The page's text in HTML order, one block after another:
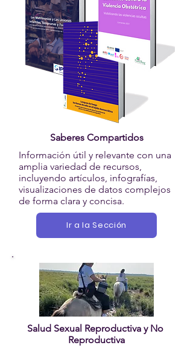
Saberes Compartidos
Información útil y relevante con una
amplia variedad de recursos,
incluyendo artículos, infografías,
visualizaciones de datos complejos
de forma clara y concisa.
Ir a la Sección
Salud Sexual Reproductiva y No
Reproductiva